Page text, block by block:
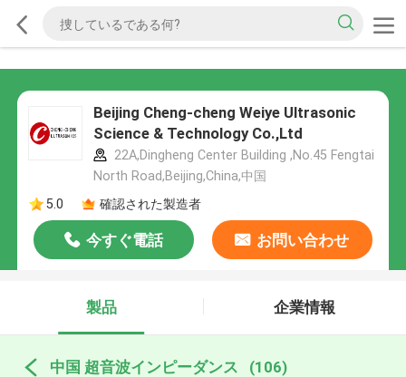
Beijing Cheng-cheng Weiye Ultrasonic
Science & Technology Co.,Ltd
22A,Dingheng Center Building ,No.45 Fengtai
North Road,Beijing,China,中国
5.0
確認された製造者
今すぐ電話 お問い合わせ
製品 企業情報
中国 超音波インピーダンス (106)